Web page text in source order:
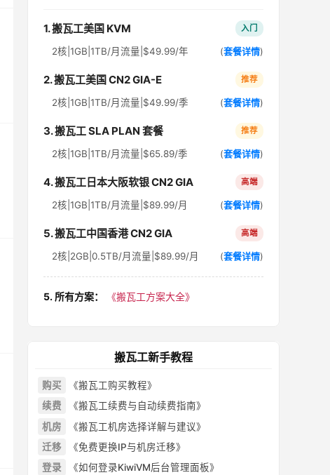
1. 搬瓦工美国 KVM 入门
2核|1GB|1TB/月流量|$49.99/年 (套餐详情)
2. 搬瓦工美国 CN2 GIA-E 推荐
2核|1GB|1TB/月流量|$49.99/季 (套餐详情)
3. 搬瓦工 SLA PLAN 套餐 推荐
2核|1GB|1TB/月流量|$65.89/季 (套餐详情)
4. 搬瓦工日本大阪软银 CN2 GIA 高端
2核|1GB|1TB/月流量|$89.99/月 (套餐详情)
5. 搬瓦工中国香港 CN2 GIA 高端
2核|2GB|0.5TB/月流量|$89.99/月 (套餐详情)
5. 所有方案： 《搬瓦工方案大全》
搬瓦工新手教程
购买
《搬瓦工购买教程》
续费
《搬瓦工续费与自动续费指南》
机房
《搬瓦工机房选择详解与建议》
迁移
《免费更换IP与机房迁移》
登录
《如何登录KiwiVM后台管理面板》